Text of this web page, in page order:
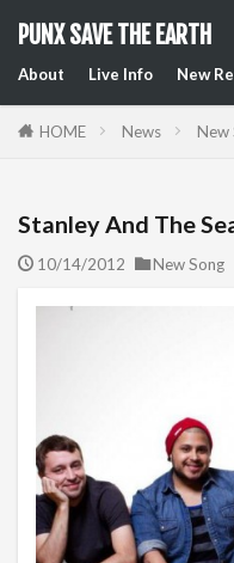
PUNX SAVE THE EARTH
About Live Info New
HOME News New
Stanley And The
10/14/2012 New Song